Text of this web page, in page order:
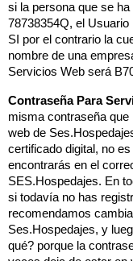
si la persona que se
78738354Q, el
SI por el contrario la
nombre de una
Servicios Web será
Contraseña Para
misma contraseña
web de
certificado digital, no
encontrarás en el
SES.Hospedajes. En
si todavía no has
recomendamos
Ses.Hospedajes, y
qué? porque la